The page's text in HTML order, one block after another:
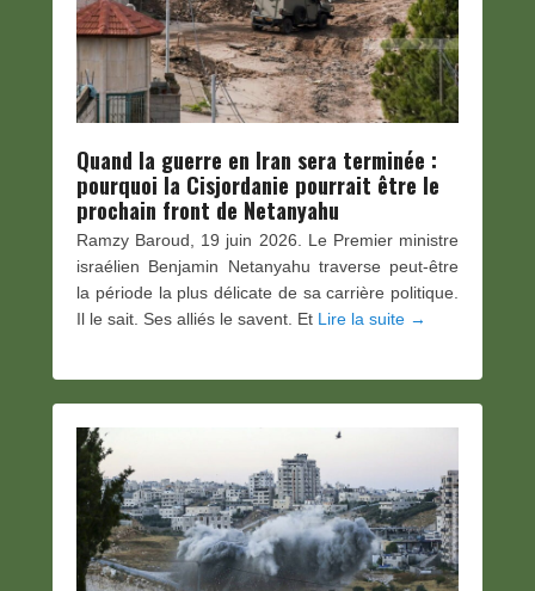
Quand la guerre en Iran sera terminée :
pourquoi la Cisjordanie pourrait être le
prochain front de Netanyahu
Ramzy Baroud, 19 juin 2026. Le Premier ministre
israélien Benjamin Netanyahu traverse peut-être
la période la plus délicate de sa carrière politique.
Il le sait. Ses alliés le savent. Et Lire la suite →